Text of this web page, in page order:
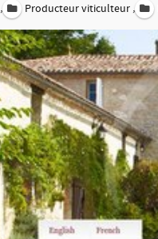
, Producteur viticulteur ,